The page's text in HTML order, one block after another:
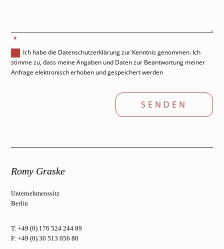
Ich habe die Datenschutzerklärung zur Kenntnis genommen. Ich
stimme zu, dass meine Angaben und Daten zur Beantwortung meiner
Anfrage elektronisch erhoben und gespeichert werden
SENDEN
Romy Graske
Unternehmenssitz
Berlin
T: +49 (0) 176 524 244 89
F: +49 (0) 30 513 056 80